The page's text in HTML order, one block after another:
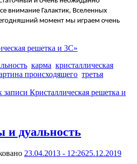
внимание Галактик, Вселенных
момент мы играем очень
решетка и 3С»
карма кристаллическая
происходящего третья
записи Кристаллическая решетка и
и дуальность
23.04.2013 - 12:2625.12.2019